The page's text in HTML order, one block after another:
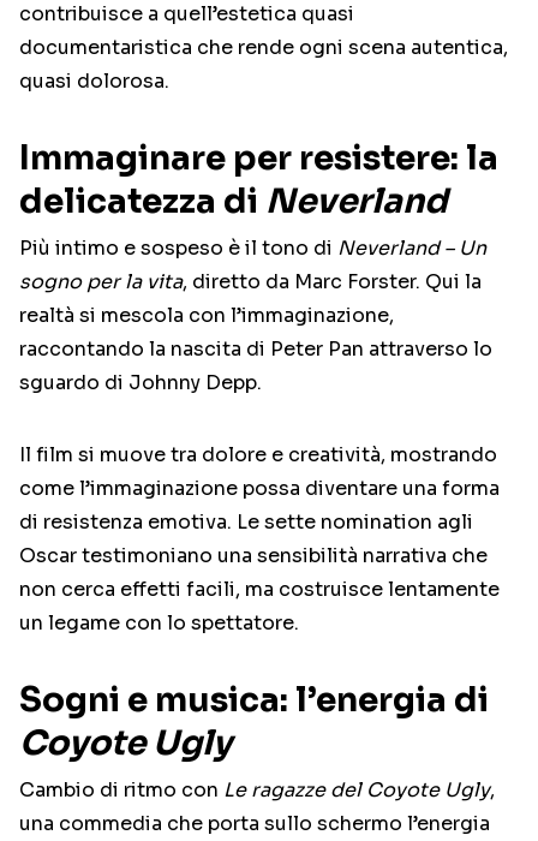
contribuisce a quell’estetica quasi
documentaristica che rende ogni scena autentica,
quasi dolorosa.
Immaginare per resistere: la
delicatezza di Neverland
Più intimo e sospeso è il tono di Neverland – Un
sogno per la vita, diretto da Marc Forster. Qui la
realtà si mescola con l’immaginazione,
raccontando la nascita di Peter Pan attraverso lo
sguardo di Johnny Depp.
Il film si muove tra dolore e creatività, mostrando
come l’immaginazione possa diventare una forma
di resistenza emotiva. Le sette nomination agli
Oscar testimoniano una sensibilità narrativa che
non cerca effetti facili, ma costruisce lentamente
un legame con lo spettatore.
Sogni e musica: l’energia di
Coyote Ugly
Cambio di ritmo con Le ragazze del Coyote Ugly,
una commedia che porta sullo schermo l’energia